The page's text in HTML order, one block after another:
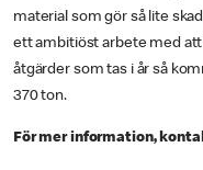
material som gör så lite
ett ambitiöst arbete med
åtgärder som tas i år så
370 ton.
För mer information,